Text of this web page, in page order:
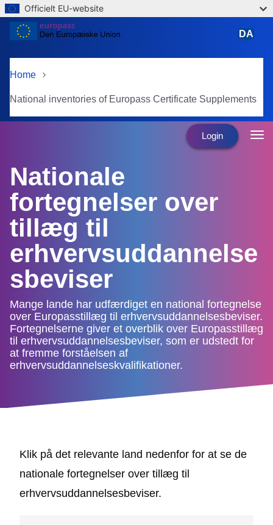
Skip to main content
Officielt EU-website
Home
National inventories of Europass Certificate Supplements
DA
Login
Nationale
fortegnelser over
tillæg til
erhvervsuddannelse
sbeviser
Mange lande har udfærdiget en national fortegnelse
over Europasstillæg til erhvervsuddannelsesbeviser.
Fortegnelserne giver et overblik over Europasstillæg
til erhvervsuddannelsesbeviser, som er udstedt for
at fremme forståelsen af
erhvervsuddannelseskvalifikationer.
Klik på det relevante land nedenfor for at se de
nationale fortegnelser over tillæg til
erhvervsuddannelsesbeviser.